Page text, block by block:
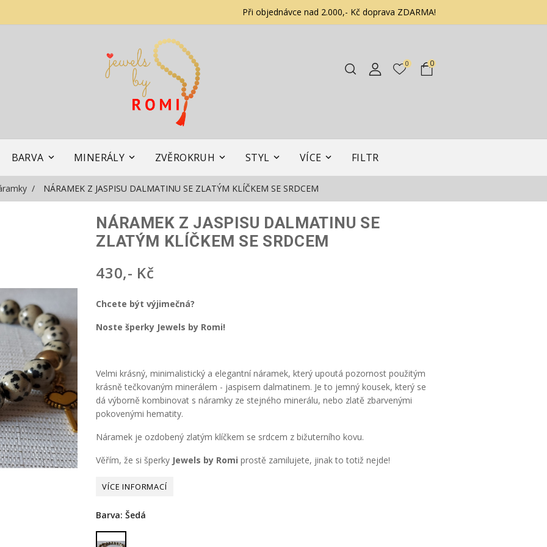
Při objednávce nad 2.000,- Kč doprava ZDARMA!
0
0
BARVA MINERÁLY ZVĚROKRUH STYL VÍCE FILTR
NÁRAMEK Z JASPISU DALMATINU SE ZLATÝM KLÍČKEM SE SRDCEM
NÁRAMEK Z JASPISU DALMATINU SE
ZLATÝM KLÍČKEM SE SRDCEM
430,- Kč
Chcete být výjimečná?
Noste šperky Jewels by Romi!
Velmi krásný, minimalistický a elegantní náramek, který upoutá pozornost použitým
krásně tečkovaným minerálem - jaspisem dalmatinem. Je to jemný kousek, který se
dá výborně kombinovat s náramky ze stejného minerálu, nebo zlatě zbarvenými
pokovenými hematity.
Náramek je ozdobený zlatým klíčkem se srdcem z bižuterního kovu.
Věřím, že si šperky Jewels by Romi prostě zamilujete, jinak to totiž nejde!
Barva: Šedá
Šedá